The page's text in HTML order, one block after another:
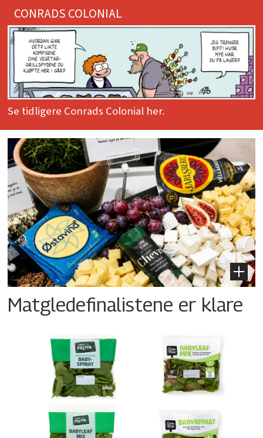
CONRADS COLONIAL
Se tidligere Conrads Colonial her.
Matgledefinalistene er klare